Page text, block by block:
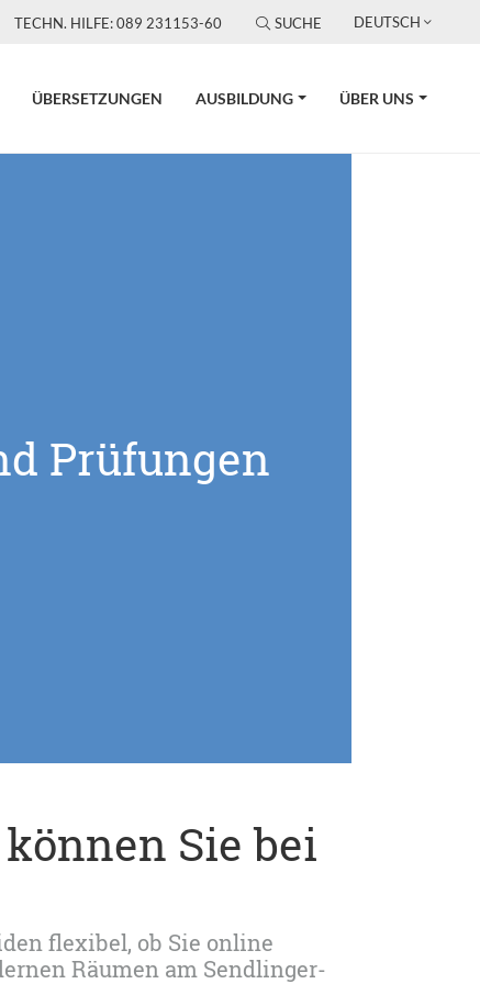
TECHN. HILFE: 089 231153-60 SUCHE DEUTSCH
ÜBERSETZUNGEN AUSBILDUNG ÜBER UNS
Prüfungen
Sie bei
flexibel, ob Sie online
Räumen am Sendlinger-